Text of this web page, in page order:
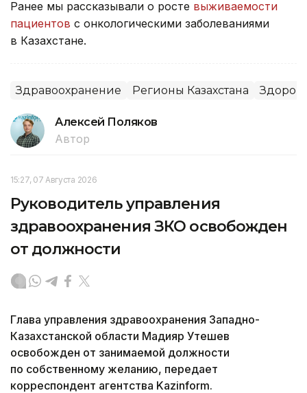
Ранее мы рассказывали о росте выживаемости
пациентов с онкологическими заболеваниями
в Казахстане.
Здравоохранение Регионы Казахстана
Алексей Поляков
Автор
15:27, 07 Августа 2026
Руководитель управления
здравоохранения ЗКО освобожден
от должности
Глава управления здравоохранения Западно-
Казахстанской области Мадияр Утешев
освобожден от занимаемой должности
по собственному желанию, передает
корреспондент агентства Kazinform.